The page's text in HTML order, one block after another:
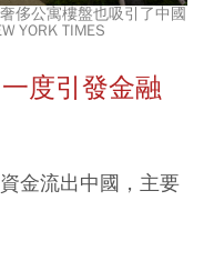
侈公寓樓盤也吸引了中國
YORK TIMES
度引發金融
金流出中國，主要